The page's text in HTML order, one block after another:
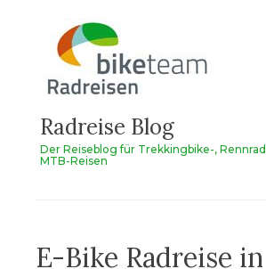
springen
Radreise Blog
Der Reiseblog für Trekkingbike-,
MTB-Reisen
E-Bike Radreise in